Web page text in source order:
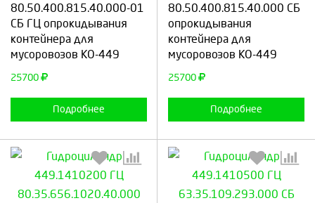
80.50.400.815.40.000-01
СБ ГЦ опрокидывания
контейнера для
мусоровозов КО-449
25700
Подробнее
Продолжить Отмена
80.50.400.815.40.000 СБ
опрокидывания
контейнера для
мусоровозов КО-449
25700
Подробнее
Продолжить